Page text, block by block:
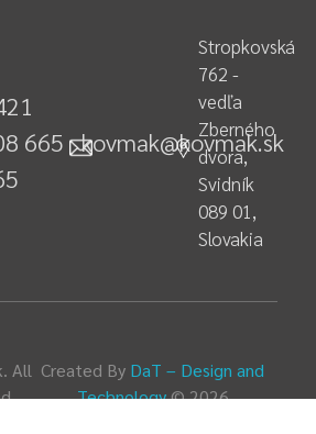
665
kovmak@kovmak.sk
Stropkovská
762 -
vedľa
Zberného
dvora,
Svidník
089 01,
Slovakia
All Created By DaT – Design and
Technology© 2026